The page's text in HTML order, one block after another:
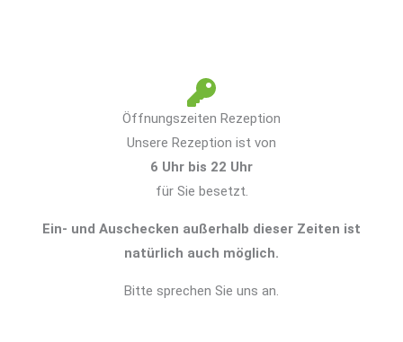
Öffnungszeiten Rezeption
Unsere Rezeption ist von
6 Uhr bis 22 Uhr
für Sie besetzt.
Ein- und Auschecken außerhalb dieser Zeiten ist
natürlich auch möglich.
Bitte sprechen Sie uns an.